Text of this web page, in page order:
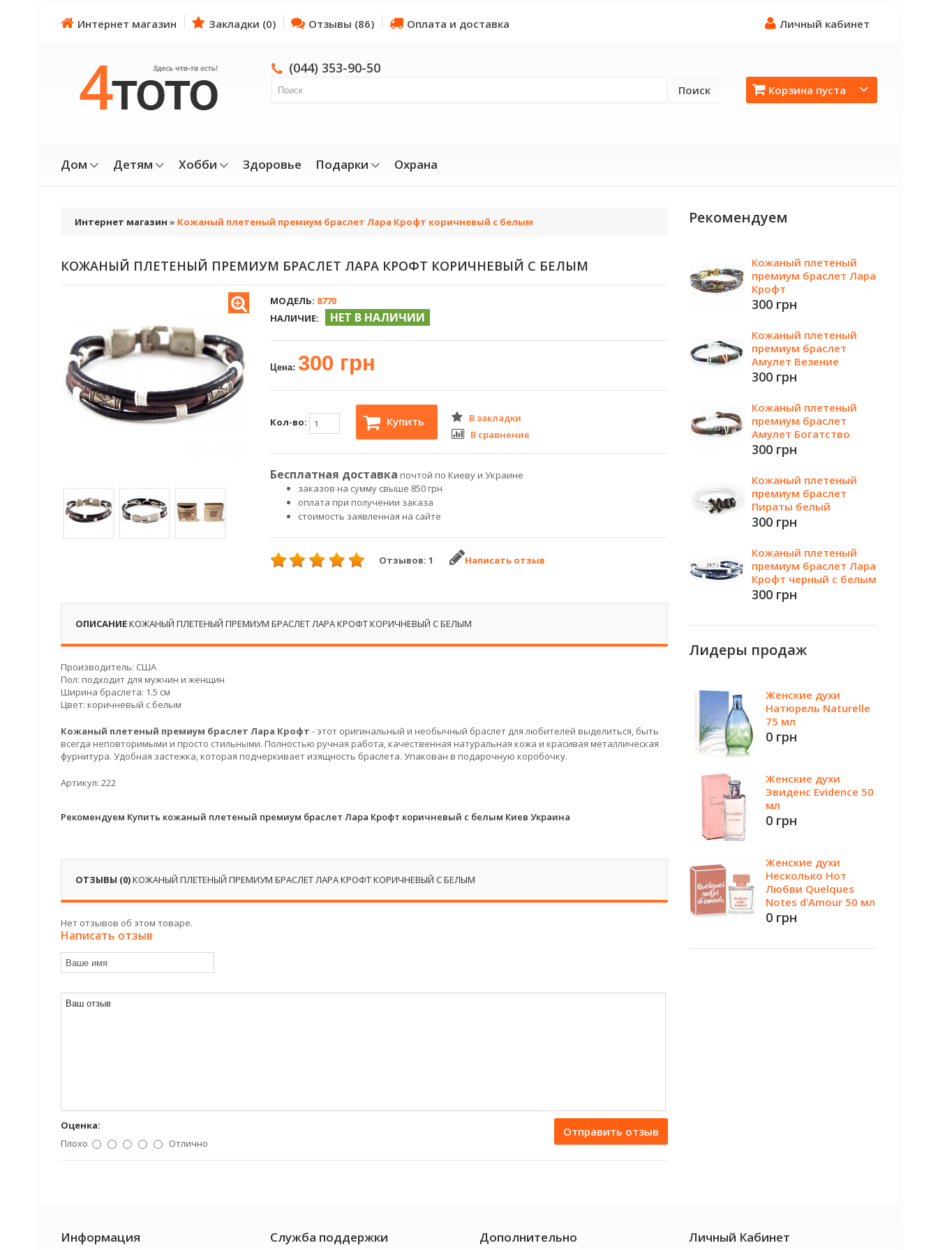
Интернет магазин Закладки (0) Отзывы (86) Оплата и доставка Личный кабинет
Корзина пуста
(044) 353-90-50
Поиск
Дом Детям Хобби Здоровье Подарки Охрана
Интернет магазин » Кожаный плетеный премиум браслет Лара Крофт коричневый с белым
КОЖАНЫЙ ПЛЕТЕНЫЙ ПРЕМИУМ БРАСЛЕТ ЛАРА КРОФТ КОРИЧНЕВЫЙ С БЕЛЫМ
МОДЕЛЬ: 8770
НАЛИЧИЕ:
НЕТ В НАЛИЧИИ
Цена: 300 грн
Кол-во: Купить
В закладки
В сравнение
Бесплатная доставка почтой по Киеву и Украине
заказов на сумму свыше 850 грн
оплата при получении заказа
стоимость заявленная на сайте
Отзывов: 1 Написать отзыв
ОПИСАНИЕКОЖАНЫЙ ПЛЕТЕНЫЙ ПРЕМИУМ БРАСЛЕТ ЛАРА КРОФТ КОРИЧНЕВЫЙ С БЕЛЫМ
Производитель: США
Пол: подходит для мужчин и женщин
Ширина браслета: 1.5 см
Цвет: коричневый с белым
Кожаный плетеный премиум браслет Лара Крофт - этот оригинальный и необычный браслет для любителей выделиться, быть
всегда неповторимыми и просто стильными. Полностью ручная работа, качественная натуральная кожа и красивая металлическая
фурнитура. Удобная застежка, которая подчеркивает изящность браслета. Упакован в подарочную коробочку.
Артикул: 222
Рекомендуем Купить кожаный плетеный премиум браслет Лара Крофт коричневый с белым Киев Украина
ОТЗЫВЫ (0)КОЖАНЫЙ ПЛЕТЕНЫЙ ПРЕМИУМ БРАСЛЕТ ЛАРА КРОФТ КОРИЧНЕВЫЙ С БЕЛЫМ
Нет отзывов об этом товаре.
Написать отзыв
Отправить отзыв
Оценка:
Плохо
Отлично
Рекомендуем
Кожаный плетеный
премиум браслет Лара
Крофт
300 грн
Кожаный плетеный
премиум браслет
Амулет Везение
300 грн
Кожаный плетеный
премиум браслет
Амулет Богатство
300 грн
Кожаный плетеный
премиум браслет
Пираты белый
300 грн
Кожаный плетеный
премиум браслет Лара
Крофт черный с белым
300 грн
Лидеры продаж
Женские духи
Натюрель Naturelle
75 мл
0 грн
Женские духи
Эвиденс Evidence 50
мл
0 грн
Женские духи
Несколько Нот
Любви Quelques
Notes d’Amour 50 мл
0 грн
Информация Служба поддержки Дополнительно Личный Кабинет